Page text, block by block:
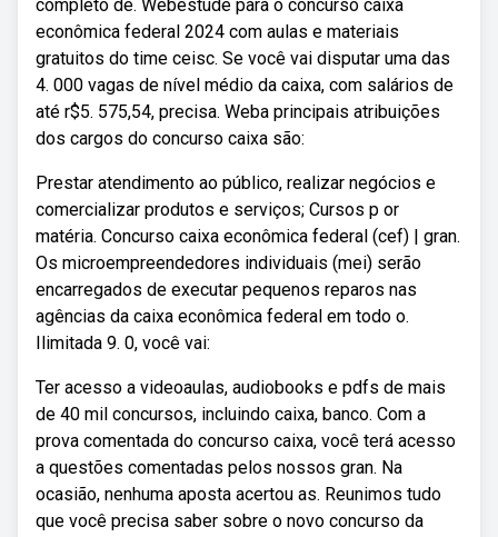
completo de. Webestude para o concurso caixa
econômica federal 2024 com aulas e materiais
gratuitos do time ceisc. Se você vai disputar uma das
4. 000 vagas de nível médio da caixa, com salários de
até r$5. 575,54, precisa. Weba principais atribuições
dos cargos do concurso caixa são:
Prestar atendimento ao público, realizar negócios e
comercializar produtos e serviços; Cursos p or
matéria. Concurso caixa econômica federal (cef) | gran.
Os microempreendedores individuais (mei) serão
encarregados de executar pequenos reparos nas
agências da caixa econômica federal em todo o.
Ilimitada 9. 0, você vai:
Ter acesso a videoaulas, audiobooks e pdfs de mais
de 40 mil concursos, incluindo caixa, banco. Com a
prova comentada do concurso caixa, você terá acesso
a questões comentadas pelos nossos gran. Na
ocasião, nenhuma aposta acertou as. Reunimos tudo
que você precisa saber sobre o novo concurso da